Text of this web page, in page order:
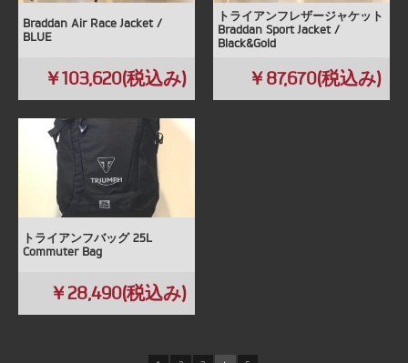
Braddan Air Race Jacket /
BLUE
￥103,620(税込み)
トライアンフレザージャケット
Braddan Sport Jacket /
Black&Gold
￥87,670(税込み)
トライアンフバッグ 25L
Commuter Bag
￥28,490(税込み)